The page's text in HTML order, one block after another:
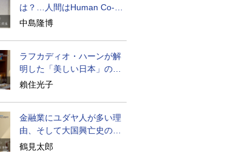
は？…人間はHuman Co-
becoming
中島隆博
ラフカディオ・ハーンが解
明した「美しい日本」の秘
密と未来
賴住光子
金融業にユダヤ人が多い理
由、そして大国興亡史の裏
面のユダヤ人
鶴見太郎